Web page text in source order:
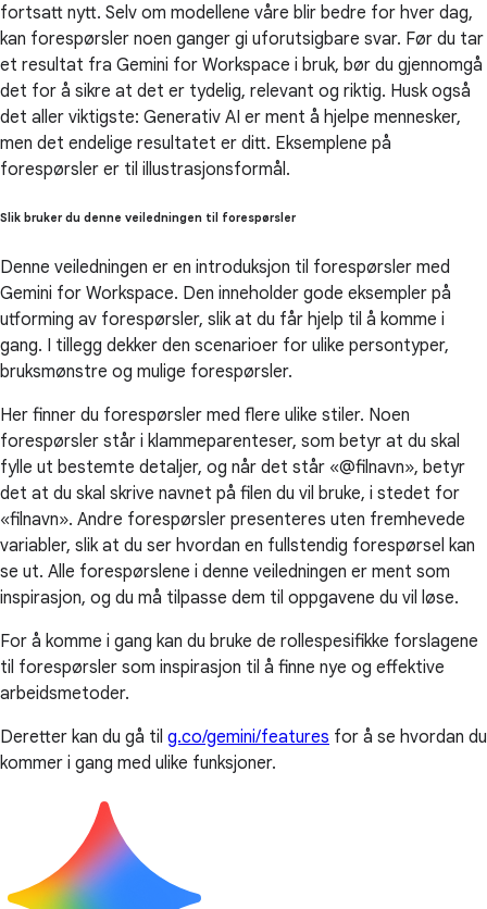
fortsatt nytt. Selv om modellene våre blir bedre for hver dag,
kan forespørsler noen ganger gi uforutsigbare svar. Før du tar
et resultat fra Gemini for Workspace i bruk, bør du gjennomgå
det for å sikre at det er tydelig, relevant og riktig. Husk også
det aller viktigste: Generativ AI er ment å hjelpe mennesker,
men det endelige resultatet er ditt. Eksemplene på
forespørsler er til illustrasjonsformål.
Slik bruker du denne veiledningen til forespørsler
Denne veiledningen er en introduksjon til forespørsler med
Gemini for Workspace. Den inneholder gode eksempler på
utforming av forespørsler, slik at du får hjelp til å komme i
gang. I tillegg dekker den scenarioer for ulike persontyper,
bruksmønstre og mulige forespørsler.
Her finner du forespørsler med flere ulike stiler. Noen
forespørsler står i klammeparenteser, som betyr at du skal
fylle ut bestemte detaljer, og når det står «@filnavn», betyr
det at du skal skrive navnet på filen du vil bruke, i stedet for
«filnavn». Andre forespørsler presenteres uten fremhevede
variabler, slik at du ser hvordan en fullstendig forespørsel kan
se ut. Alle forespørslene i denne veiledningen er ment som
inspirasjon, og du må tilpasse dem til oppgavene du vil løse.
For å komme i gang kan du bruke de rollespesifikke forslagene
til forespørsler som inspirasjon til å finne nye og effektive
arbeidsmetoder.
Deretter kan du gå til g.co/gemini/features for å se hvordan du
kommer i gang med ulike funksjoner.